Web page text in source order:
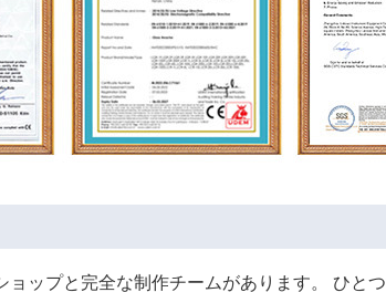
ョップと完全な制作チームがあります。 ひと